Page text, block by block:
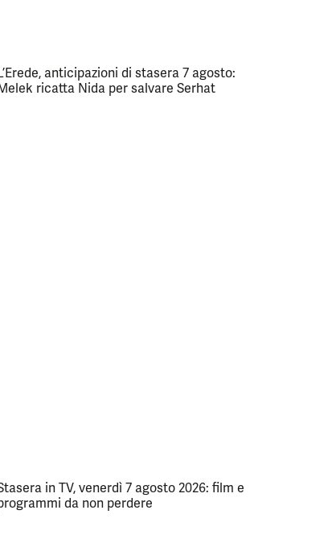
anticipazioni di stasera 7 agosto:
ricatta Nida per salvare Serhat
in TV, venerdì 7 agosto 2026: film e
da non perdere